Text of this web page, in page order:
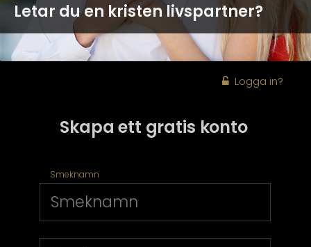
Letar du en kristen livspartner?
Logga in?
Skapa ett gratis konto
Smeknamn